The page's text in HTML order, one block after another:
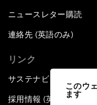
このウ
ます
ニュースレター購読
連絡先 (英語のみ)
リンク
サステナビリティへの取
採用情報 (英語のみ)